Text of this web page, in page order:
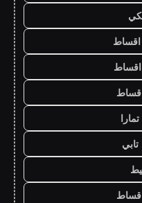
اقساط
اقساط